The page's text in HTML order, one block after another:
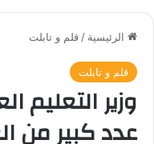
الرئيسية / قلم و تابلت
قلم و تابلت
وزير التعليم
عدد كبير من